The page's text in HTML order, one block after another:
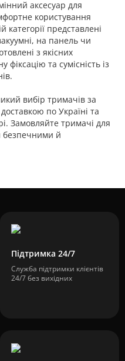
аксесуар для
користування
представлені
на панель чи
з якісних
фіксацію та сумісність із
вибір тримачів за
по Україні та
Замовляйте тримачі для
безпечними й
Підтримка 24/7
Служба підтримки клієнтів
24/7 без вихідних